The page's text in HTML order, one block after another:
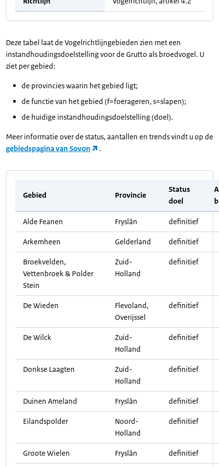
Deze tabel laat de Vogelrichtlijngebieden zien met een
instandhoudingsdoelstelling voor de Grutto als broedvogel. U
ziet per gebied:
de provincies waarin het gebied ligt;
de functie van het gebied (f=foerageren, s=slapen);
de huidige instandhoudingsdoelstelling (doel).
Meer informatie over de status, aantallen en trends vindt u op de
gebiedspagina van Sovon
.
Gebied Provincie
Status
doel
Alde Feanen Fryslân definitief
Arkemheen Gelderland definitief
Broekvelden,
Vettenbroek & Polder
Stein
Zuid-
Holland
definitief
De Wieden
Flevoland,
Overijssel
definitief
De Wilck
Zuid-
Holland
definitief
Donkse Laagten
Zuid-
Holland
definitief
Duinen Ameland Fryslân definitief
Eilandspolder
Noord-
Holland
definitief
Groote Wielen Fryslân definitief